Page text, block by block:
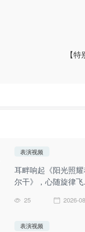
【
表演视频
耳畔响起《阳光照
尔干》，心随旋律飞
25 2026-
表演视频